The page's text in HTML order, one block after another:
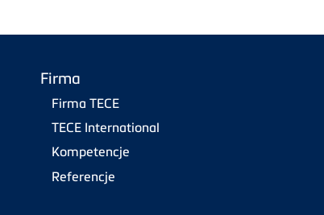
Firma
Firma TECE
TECE International
Kompetencje
Referencje